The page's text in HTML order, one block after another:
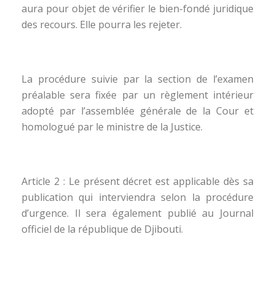
aura pour objet de vérifier le bien-fondé juridique
des recours. Elle pourra les rejeter.
La procédure suivie par la section de l’examen
préalable sera fixée par un règlement intérieur
adopté par l’assemblée générale de la Cour et
homologué par le ministre de la Justice.
Article 2 : Le présent décret est applicable dès sa
publication qui interviendra selon la procédure
d’urgence. Il sera également publié au Journal
officiel de la république de Djibouti.